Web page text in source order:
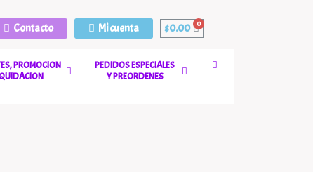
Contacto Mi cuenta $0.00
PROMOCION
PEDIDOS ESPECIALES
Y PREORDENES